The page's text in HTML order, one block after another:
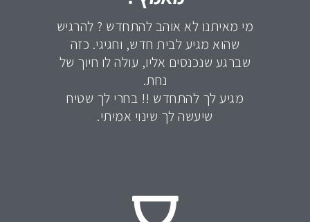
מי מאיתנו לא אוהב להתחדש ? להרגיש
שהוא מגיע לבית חדש, וחגיגי. כזה
שברגע שנכנסים אליו, עולה לו חיוך של
נחת.
מגיע לך להתחדש !! בחרי לך שטיח
שיעשה לך שינוי אמיתי.